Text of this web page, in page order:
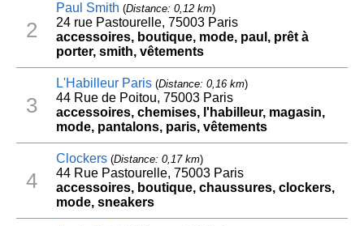
2
Paul Smith (Distance: 0,12 km)
24 rue Pastourelle, 75003 Paris
accessoires, boutique, mode, paul, prêt à
porter, smith, vêtements
3
L'Habilleur Paris(Distance: 0,16 km)
44 Rue de Poitou, 75003 Paris
accessoires, chemises, l'habilleur, magasin,
mode, pantalons, paris, vêtements
4
Clockers(Distance: 0,17 km)
44 Rue Pastourelle, 75003 Paris
accessoires, boutique, chaussures, clockers,
mode, sneakers